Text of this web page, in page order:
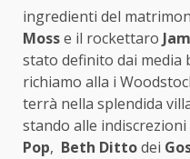
ingredienti del
Mosse il rockettaro
stato definito dai media
richiamo alla i
terrà nella splendida
stando alle
Pop, Beth Dittodei